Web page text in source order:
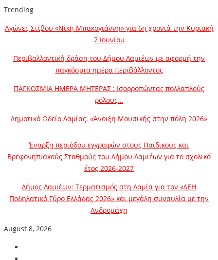
Trending
Αγώνες Στίβου «Νίκη Μπακογιάννη» για 6η χρονιά την Κυριακή
7 Ιουνίου
Περιβαλλοντική δράση του Δήμου Λαμιέων με αφορμή την
παγκόσμια ημέρα περιβάλλοντος
ΠΑΓΚΟΣΜΙΑ ΗΜΕΡΑ ΜΗΤΕΡΑΣ : Ισορροπώντας πολλαπλούς
ρόλους…
Δημοτικό Ωδείο Λαμίας: «Άνοιξη Μουσικής στην πόλη 2026»
Έναρξη περιόδου εγγραφών στους Παιδικούς και
Βρεφονηπιακούς Σταθμούς του Δήμου Λαμιέων για το σχολικό
έτος 2026-2027
Δήμος Λαμιέων: Τερματισμός στη Λαμία για τον «ΔΕΗ
Ποδηλατικό Γύρο Ελλάδας 2026» και μεγάλη συναυλία με την
Ανδρομάχη
August 8, 2026